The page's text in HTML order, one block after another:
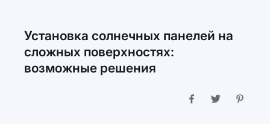
Установка солнечных панелей на
сложных поверхностях:
возможные решения